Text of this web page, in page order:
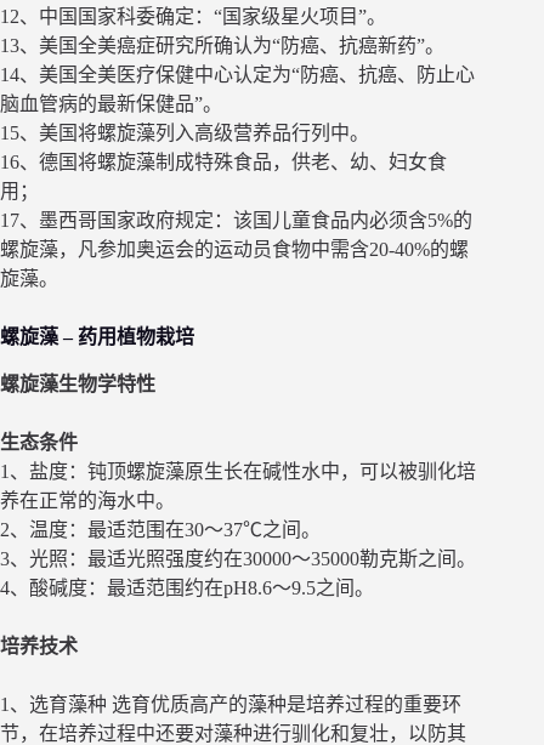
12、中国国家科委确定：“国家级星火项目”。
13、美国全美癌症研究所确认为“防癌、抗癌新药”。
14、美国全美医疗保健中心认定为“防癌、抗癌、防止心
脑血管病的最新保健品”。
15、美国将螺旋藻列入高级营养品行列中。
16、德国将螺旋藻制成特殊食品，供老、幼、妇女食
用；
17、墨西哥国家政府规定：该国儿童食品内必须含5%的
螺旋藻，凡参加奥运会的运动员食物中需含20-40%的螺
旋藻。
螺旋藻 – 药用植物栽培
螺旋藻生物学特性
生态条件
1、盐度：钝顶螺旋藻原生长在碱性水中，可以被驯化培
养在正常的海水中。
2、温度：最适范围在30～37℃之间。
3、光照：最适光照强度约在30000～35000勒克斯之间。
4、酸碱度：最适范围约在pH8.6～9.5之间。
培养技术
1、选育藻种 选育优质高产的藻种是培养过程的重要环
节，在培养过程中还要对藻种进行驯化和复壮，以防其